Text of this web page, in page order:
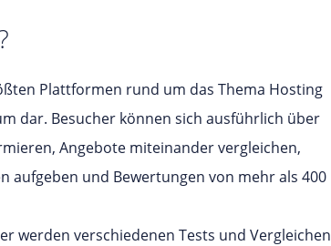
Plattformen rund um das Thema Hosting
dar. Besucher können sich ausführlich über
Angebote miteinander vergleichen,
aufgeben und Bewertungen von mehr als 400
werden verschiedenen Tests und Vergleichen